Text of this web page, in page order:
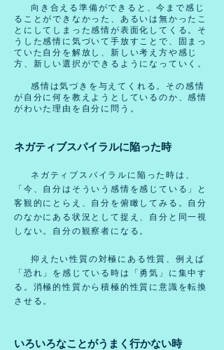
向き合える準備ができると、今まで感じ
ることができなかった、あるいは無かったこ
とにしてしまった感情が表面化してくる。そ
うした感情に気づいて手放すことで、固まっ
ていた自分を解放し、新しい考え方や感じ
方、新しい選択ができるようになっていく。
感情は気づきを与えてくれる。その感情
が自分に何を教えようとしているのか、感情
がわいた理由を自分に問う。
ネガティブスパイラルに陥った時
ネガティブスパイラルに陥った時は、
「今、自分はそういう感情を感じている」と
客観的にとらえ、自分を俯瞰してみる。自分
のなかにある状況として捉え、自分と同一視
しない。自分の観察者になる。
抑えたい性質の対極にある性質、例えば
「恐れ」を感じている時は「勇気」に集中す
る。消極的性質から積極的性質に意識を転換
させる。
いろいろなことがうまく行かない時